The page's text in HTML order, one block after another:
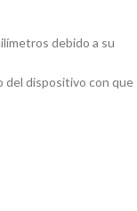
debido a su
del dispositivo con que